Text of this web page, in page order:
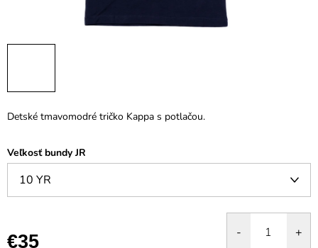
Detské tmavomodré tričko Kappa s potlačou.
Veľkosť bundy JR
€35